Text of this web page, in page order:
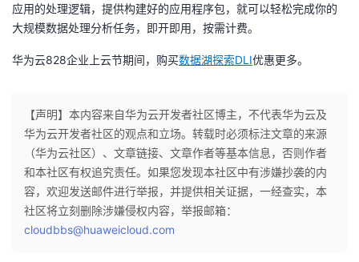
应用的处理逻辑，提供构建好的应用程序包，就可以轻松完成你的
大规模数据处理分析任务，即开即用，按需计费。
华为云828企业上云节期间，购买数据湖探索DLI优惠更多。
【声明】本内容来自华为云开发者社区博主，不代表华为云及
华为云开发者社区的观点和立场。转载时必须标注文章的来源
（华为云社区）、文章链接、文章作者等基本信息，否则作者
和本社区有权追究责任。如果您发现本社区中有涉嫌抄袭的内
容，欢迎发送邮件进行举报，并提供相关证据，一经查实，本
社区将立刻删除涉嫌侵权内容，举报邮箱：
cloudbbs@huaweicloud.com